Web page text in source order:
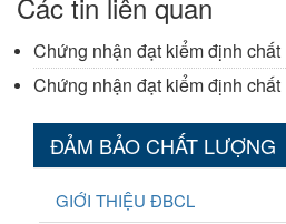
Chứng nhận đạt kiểm định
Chứng nhận đạt kiểm định
ĐẢM BẢO CHẤT LƯỢNG
GIỚI THIỆU ĐBCL